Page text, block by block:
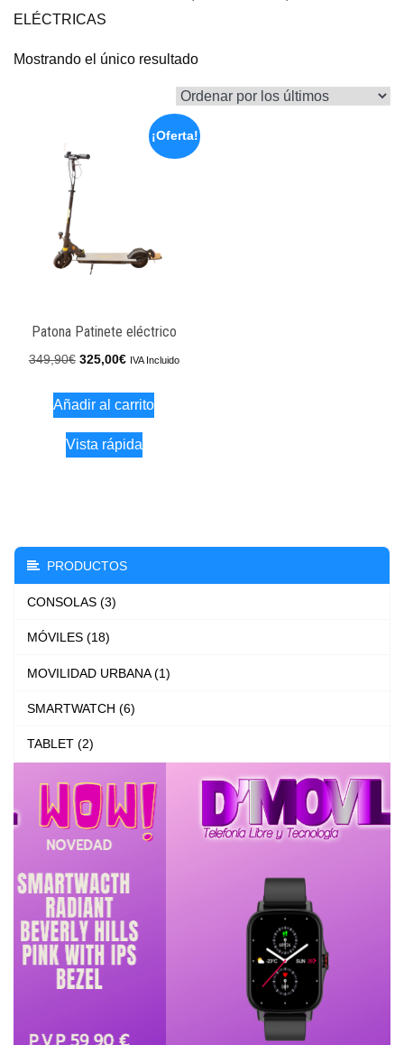
ELÉCTRICAS
Mostrando el único resultado
¡Oferta!
Patona Patinete eléctrico
349,90€ El
original
era:
349,90€.
325,00€El
actual
es:
325,00€.
IVA Incluido
Añadir al carrito
Vista rápida
PRODUCTOS
CONSOLAS (3)
MÓVILES (18)
MOVILIDAD URBANA (1)
SMARTWATCH (6)
TABLET (2)